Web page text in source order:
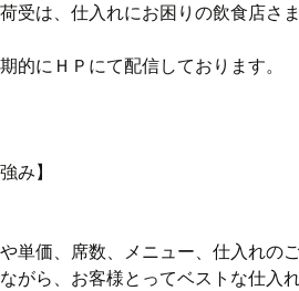
受は、仕入れにお困りの飲食店さ
的にＨＰにて配信しております。
み】
単価、席数、メニュー、仕入れの
がら、お客様とってベストな仕入